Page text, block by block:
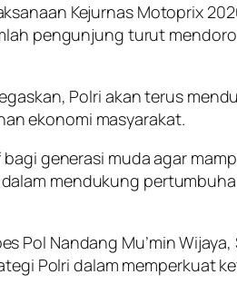
Kejurnas Motoprix
pengunjung turut
Polri akan terus
ekonomi masyarakat.
generasi muda agar
mendukung
Pol Nandang Mu’min
Polri dalam memperkuat